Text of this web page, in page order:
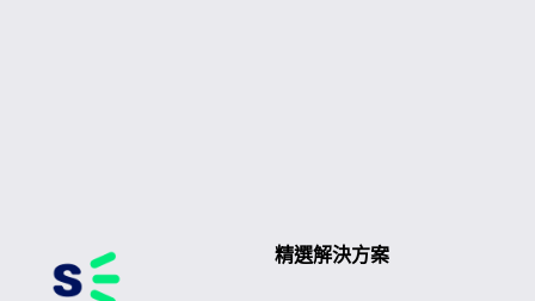
精選解決方案